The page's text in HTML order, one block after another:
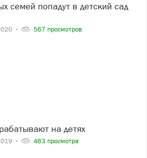
567 просмотров
на детях
463 просмотра